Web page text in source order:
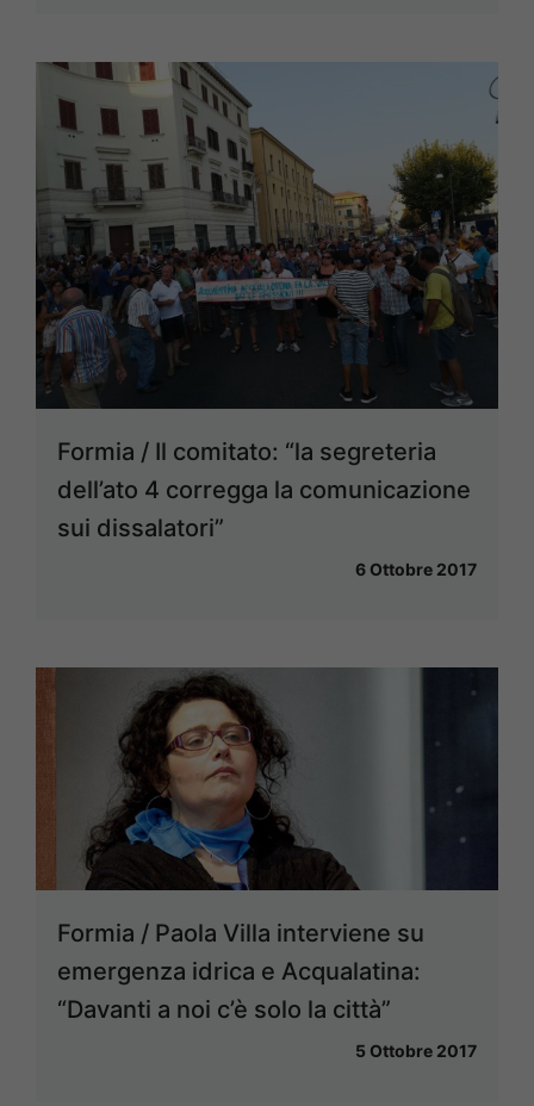
Formia / Il comitato: “la segreteria
dell’ato 4 corregga la comunicazione
sui dissalatori”
6 Ottobre 2017
Formia / Paola Villa interviene su
emergenza idrica e Acqualatina:
“Davanti a noi c’è solo la città”
5 Ottobre 2017